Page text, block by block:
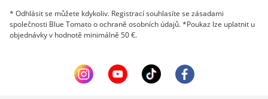
* Odhlásit se můžete kdykoliv. Registrací souhlasíte se zásadami
společnosti Blue Tomato o ochraně osobních údajů. *Poukaz lze uplatnit u
objednávky v hodnotě minimálně 50 €.